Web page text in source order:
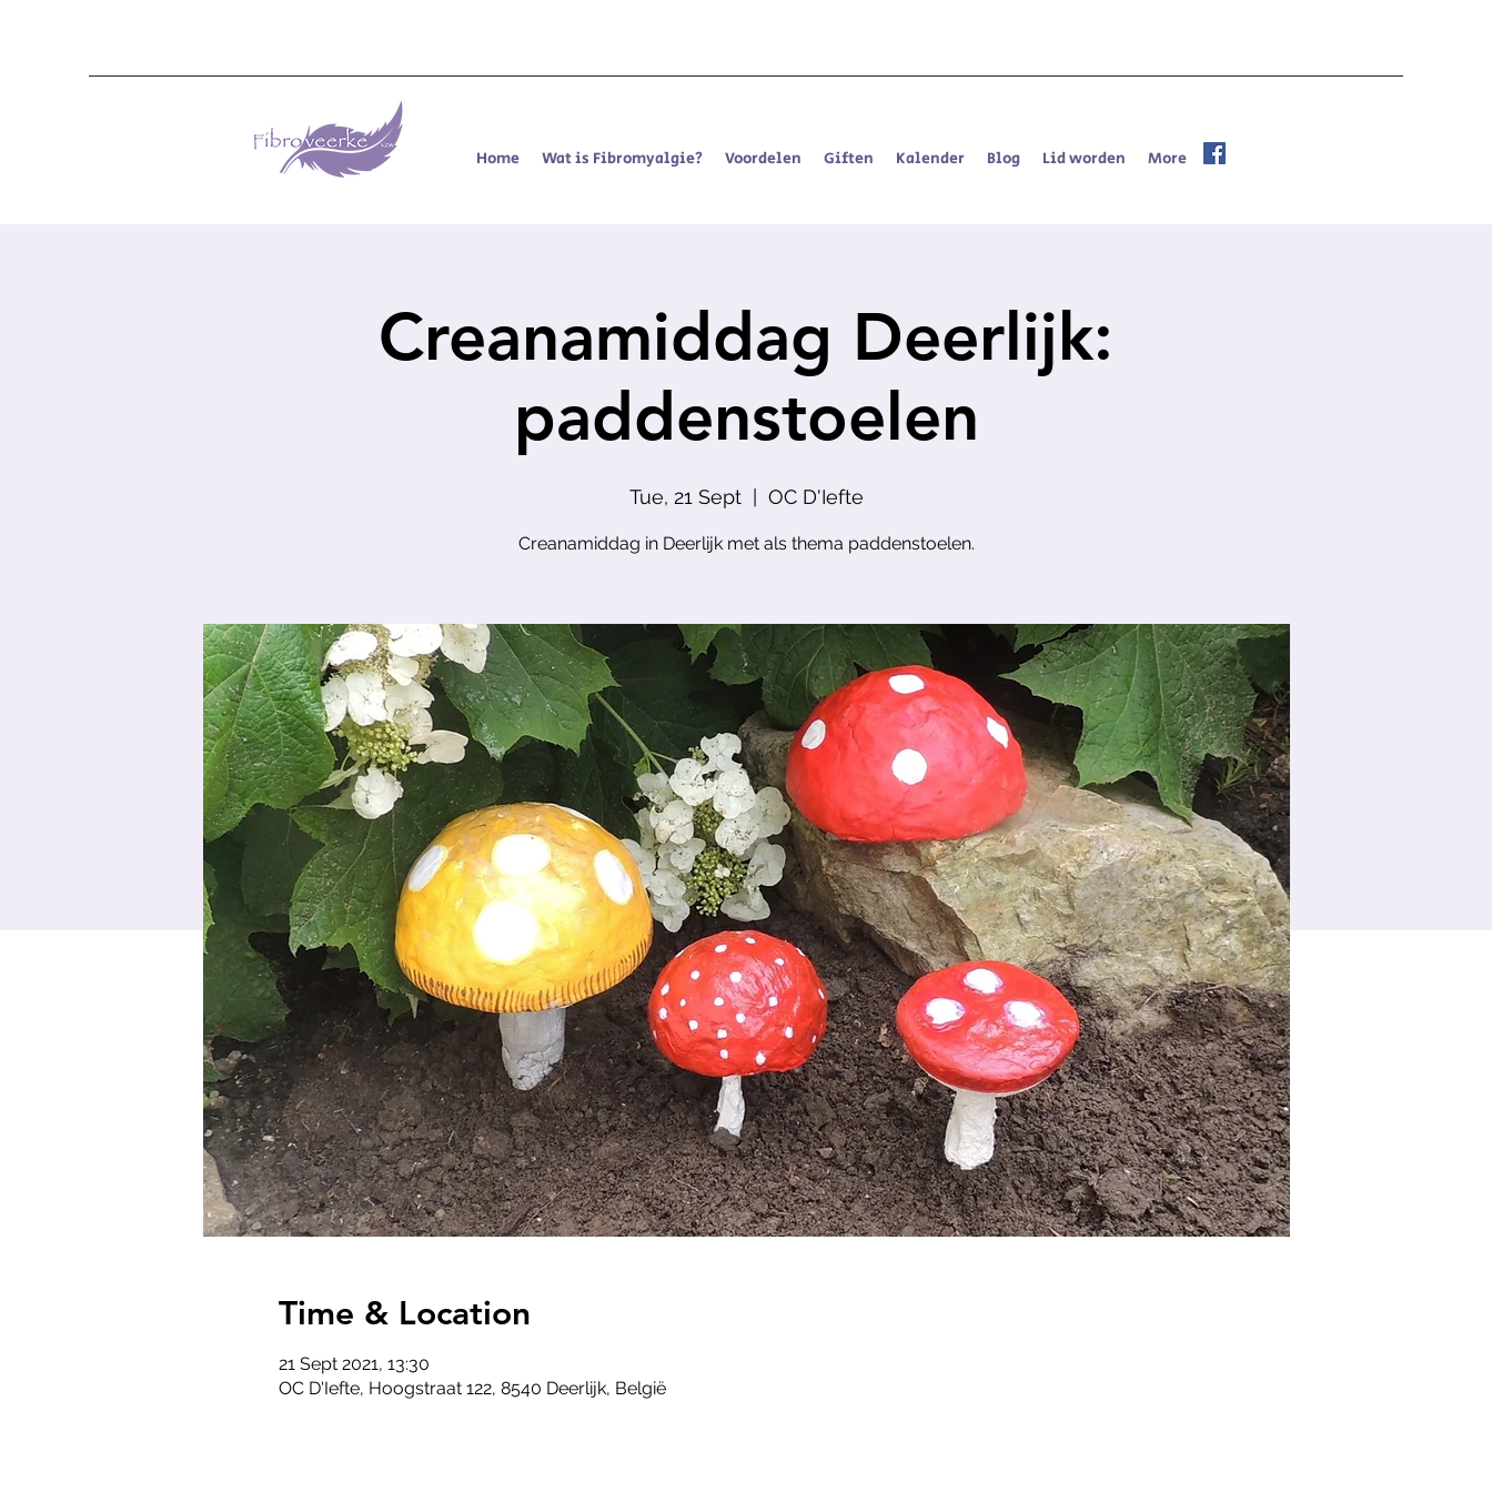
Home Wat is Fibromyalgie? Voordelen Giften Kalender Blog Lid worden More
Creanamiddag Deerlijk:
paddenstoelen
Tue, 21 Sept
  |
OC D'Iefte
Creanamiddag in Deerlijk met als thema paddenstoelen.
Time & Location
21 Sept 2021, 13:30
OC D'Iefte, Hoogstraat 122, 8540 Deerlijk, België